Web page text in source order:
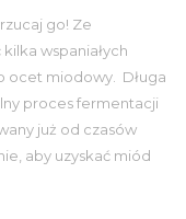
go! Ze
wspaniałych
ocet miodowy. Długa
proces fermentacji
już od czasów
aby uzyskać miód